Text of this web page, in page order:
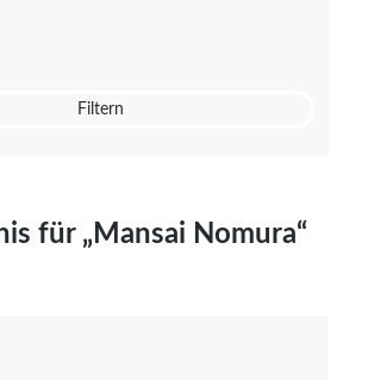
Filtern
für „Mansai Nomura“